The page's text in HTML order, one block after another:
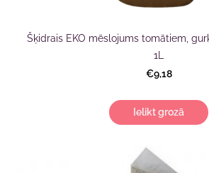
Šķidrais EKO mēslojums tomātiem,
1L
€9,18
Ielikt grozā